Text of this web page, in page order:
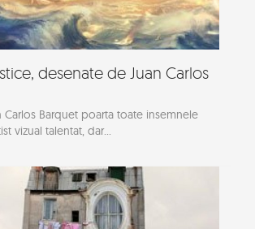
desenate de Juan Carlos
Carlos Barquet poarta toate insemnele
vizual talentat, dar...